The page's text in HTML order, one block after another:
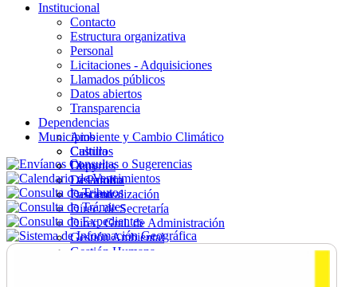
Institucional
Contacto
Estructura organizativa
Personal
Licitaciones - Adquisiciones
Llamados públicos
Datos abiertos
Transparencia
Dependencias
Ambiente y Cambio Climático
Cultura
Deportes
Desarrollo
Descentralización
Direc. de Secretaría
Direc. Gral. de Administración
Gestión Ambiental
Gestión Humana
Municipios
Castillos
Chuy
La Paloma
Lascano